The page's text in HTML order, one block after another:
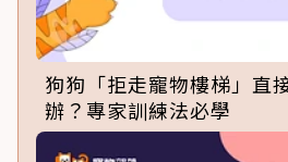
狗狗「拒走寵物樓梯」直
辦？專家訓練法必學